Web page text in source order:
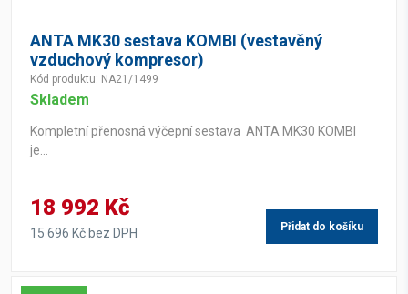
ANTA MK30 sestava KOMBI (vestavěný
vzduchový kompresor)
Kód produktu: NA21/1499
Skladem
Kompletní přenosná výčepní sestava ANTA MK30 KOMBI
je...
18 992 Kč
15 696 Kč bez DPH Přidat do košíku